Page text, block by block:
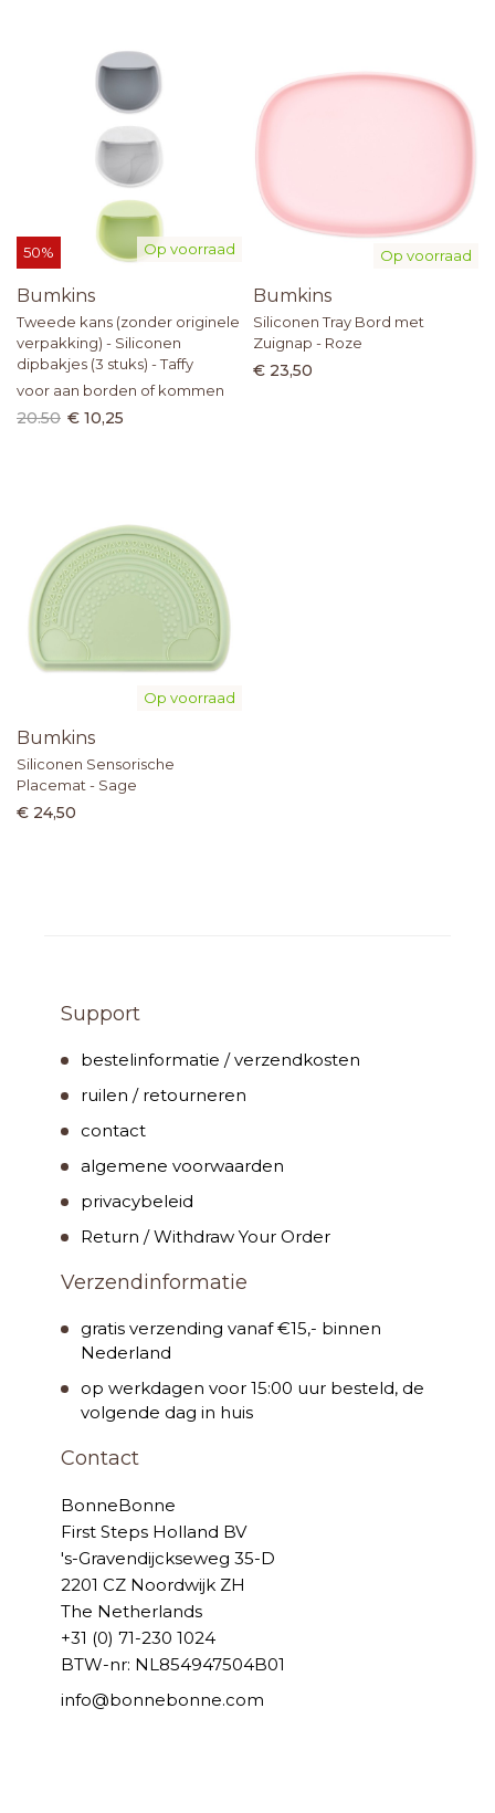
Op voorraad
50%
Bumkins
Tweede kans (zonder originele
verpakking) - Siliconen
dipbakjes (3 stuks) - Taffy
voor aan borden of kommen
20.50 € 10,25
Op voorraad
Bumkins
Siliconen Tray Bord met
Zuignap - Roze
€ 23,50
Op voorraad
Bumkins
Siliconen Sensorische
Placemat - Sage
€ 24,50
Support
bestelinformatie / verzendkosten
ruilen / retourneren
contact
algemene voorwaarden
privacybeleid
Return / Withdraw Your Order
Verzendinformatie
gratis verzending vanaf €15,- binnen
Nederland
op werkdagen voor 15:00 uur besteld, de
volgende dag in huis
Contact
BonneBonne
First Steps Holland BV
's-Gravendijckseweg 35-D
2201 CZ Noordwijk ZH
The Netherlands
+31 (0) 71-230 1024
BTW-nr: NL854947504B01
info@bonnebonne.com